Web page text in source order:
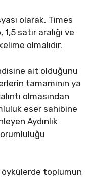
olarak, Times
satır aralığı ve
olmalıdır.
ait olduğunu
tamamının ya
olmasından
eser sahibine
Aydınlık
toplumun